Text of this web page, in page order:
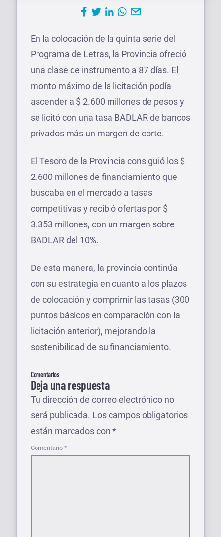
En la colocación de la quinta serie del
Programa de Letras, la Provincia ofreció
una clase de instrumento a 87 días. El
monto máximo de la licitación podía
ascender a $ 2.600 millones de pesos y
se licitó con una tasa BADLAR de bancos
privados más un margen de corte.
El Tesoro de la Provincia consiguió los $
2.600 millones de financiamiento que
buscaba en el mercado a tasas
competitivas y recibió ofertas por $
3.353 millones, con un margen sobre
BADLAR del 10%.
De esta manera, la provincia continúa
con su estrategia en cuanto a los plazos
de colocación y comprimir las tasas (300
puntos básicos en comparación con la
licitación anterior), mejorando la
sostenibilidad de su financiamiento.
Comentarios
Deja una respuesta
Tu dirección de correo electrónico no
será publicada. Los campos obligatorios
están marcados con *
Comentario *